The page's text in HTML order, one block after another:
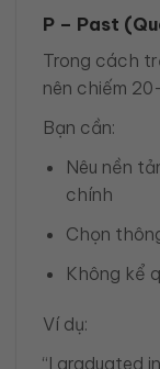
P – Past
Trong cách
nên chiếm
Bạn cần:
Nêu nền
chính
Chọn
Không kể
Ví dụ:
“I graduated